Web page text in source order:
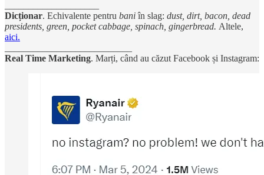
Dicționar. Echivalente pentru baniîn slag: dust, dirt, bacon, dead
presidents, green, pocket cabbage, spinach, gingerbread. Altele,
aici.
Real Time Marketing. Marți, când au căzut Facebook și Instagram: